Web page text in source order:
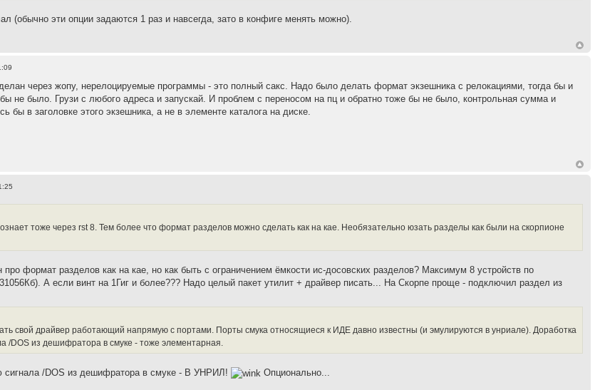
(обычно эти опции задаются 1 раз и навсегда, зато в конфиге менять можно).
через жопу, нерелоцируемые программы - это полный сакс. Надо было делать формат экзешника с релокациями, тогда бы и
не было. Грузи с любого адреса и запускай. И проблем с переносом на пц и обратно тоже бы не было, контрольная сумма и
бы в заголовке этого экзешника, а не в элементе каталога на диске.
тоже через rst 8. Тем более что формат разделов можно сделать как на кае. Необязательно юзать разделы как были на скорпионе
формат разделов как на кае, но как быть с ограничением ёмкости ис-досовских разделов? Максимум 8 устройств по
А если винт на 1Гиг и более??? Надо целый пакет утилит + драйвер писать... На Скорпе проще - подключил раздел из
свой драйвер работающий напрямую с портами. Порты смука относящиеся к ИДЕ давно известны (и эмулируются в унриале). Доработка
/DOS из дешифратора в смуке - тоже элементарная.
сигнала /DOS из дешифратора в смуке - В УНРИЛ! Опционально...